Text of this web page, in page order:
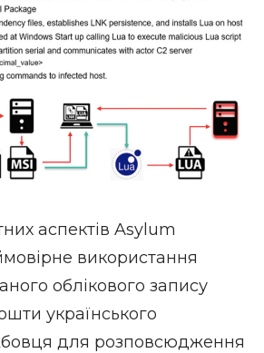
аспектів Asylum
використання
облікового запису
українського
для розповсюдження